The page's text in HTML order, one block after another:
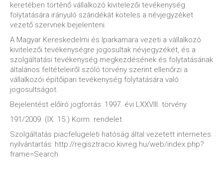
keretében történő vállalkozó kivitelezői tevékenység
folytatására irányuló szándékát köteles a névjegyzéket
vezető szervnek bejelenteni.
A Magyar Kereskedelmi és Iparkamara vezeti a vállalkozó
kivitelezői tevékenységre jogosultak névjegyzékét, és a
szolgáltatási tevékenység megkezdésének és folytatásának
általános feltételeiről szóló törvény szerint ellenőrzi a
vállalkozói építőipari tevékenység folytatására való
jogosultságot.
Bejelentést előíró jogforrás: 1997. évi LXXVIII. törvény
191/2009. (IX. 15.) Korm. rendelet
Szolgáltatás piacfelügeleti hatóság által vezetett internetes
nyilvántartás: http://regisztracio.kivreg.hu/web/index.php?
frame=Search